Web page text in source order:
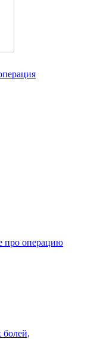
про операцию